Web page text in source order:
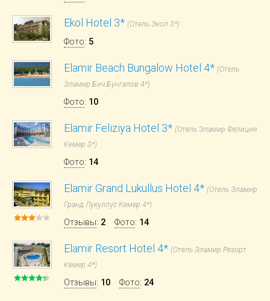
Ekol Hotel 3* (Отель Экол 3*)
Фото: 5
Elamir Beach Bungalow Hotel 4* (Отель
Эламир Бич Бунгалов 4*)
Фото: 10
Elamir Feliziya Hotel 3* (Отель Эламир Фелиция
Кемер 3*)
Фото: 14
Elamir Grand Lukullus Hotel 4* (Отель Эламир
Гранд Лукуллус Кемер 4*)
Отзывы: 2 Фото: 14
Elamir Resort Hotel 4* (Отель Эламир Резорт
Кемер 4*)
Отзывы: 10 Фото: 24